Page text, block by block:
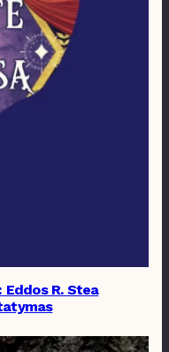
Eddos R. Stea